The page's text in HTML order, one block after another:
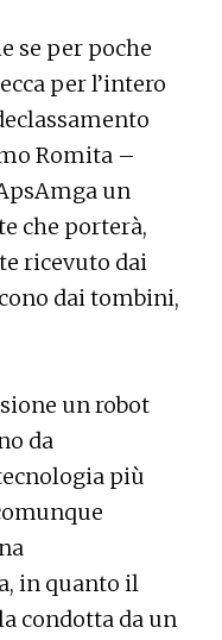
se per poche
per l’intero
Romita –
un
che porterà,
ricevuto dai
dai tombini,
un robot
da
più
in quanto il
condotta da un